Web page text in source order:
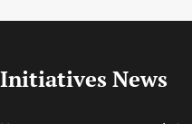
Initiatives News